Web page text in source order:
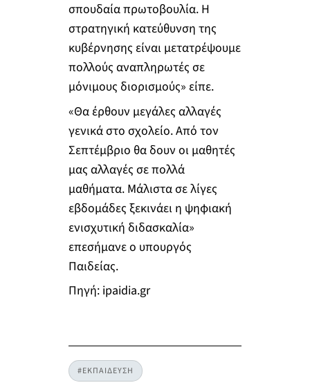
σπουδαία πρωτοβουλία. Η
στρατηγική κατεύθυνση της
κυβέρνησης είναι μετατρέψουμε
πολλούς αναπληρωτές σε
μόνιμους διορισμούς» είπε.
«Θα έρθουν μεγάλες αλλαγές
γενικά στο σχολείο. Από τον
Σεπτέμβριο θα δουν οι μαθητές
μας αλλαγές σε πολλά
μαθήματα. Μάλιστα σε λίγες
εβδομάδες ξεκινάει η ψηφιακή
ενισχυτική διδασκαλία»
επεσήμανε ο υπουργός
Παιδείας.
Πηγή: ipaidia.gr
#ΕΚΠΑΙΔΕΥΣΗ